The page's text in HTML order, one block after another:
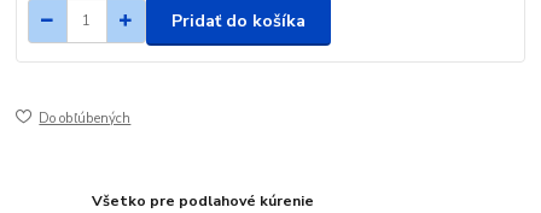
Pridať do košíka
Do obľúbených
Všetko pre podlahové kúrenie